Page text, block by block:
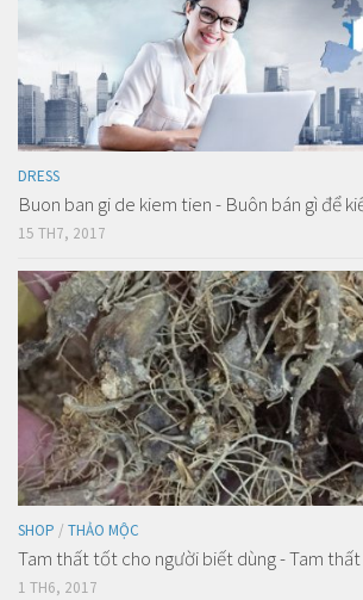
DRESS
Buon ban gi de kiem tien - Buôn bán gì để
15 TH7, 2017
SHOP / THẢO MỘC
Tam thất tốt cho người biết dùng - Tam
1 TH6, 2017